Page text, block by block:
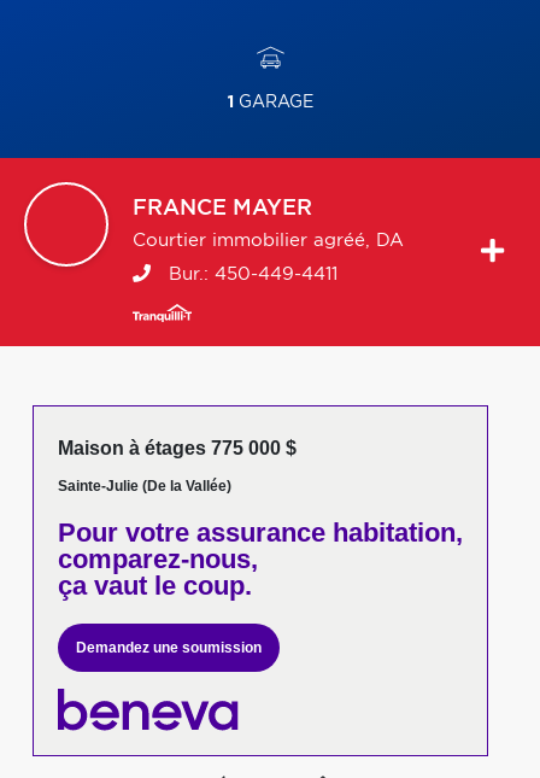
1 GARAGE
FRANCE MAYER
Courtier immobilier agréé, DA
Bur.: 450-449-4411
Maison à étages 775 000 $
Sainte-Julie (De la Vallée)
Pour votreassurance habitation,
comparez-nous,
ça vaut le coup.
Demandez une soumission